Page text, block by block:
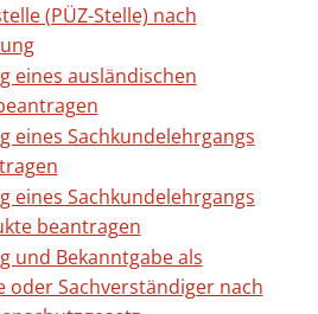
(PÜZ-Stelle) nach
eines ausländischen
eines Sachkundelehrgangs
eines Sachkundelehrgangs
beantragen
und Bekanntgabe als
oder Sachverständiger nach